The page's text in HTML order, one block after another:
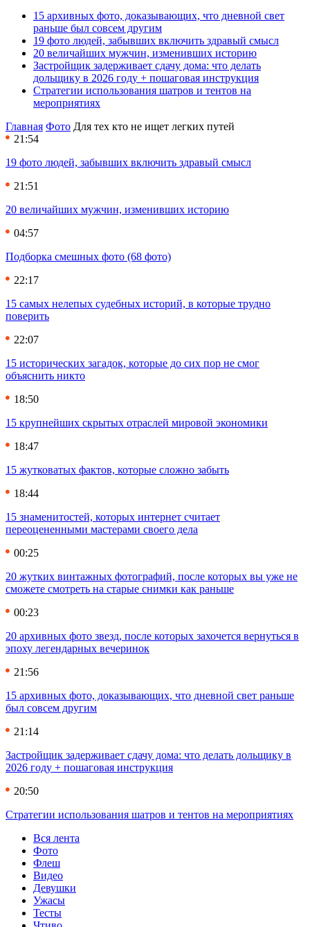
15 архивных фото, доказывающих, что дневной свет
раньше был совсем другим
19 фото людей, забывших включить здравый смысл
20 величайших мужчин, изменивших историю
Застройщик задерживает сдачу дома: что делать
дольщику в 2026 году + пошаговая инструкция
Стратегии использования шатров и тентов на
мероприятиях
Главная Фото Для тех кто не ищет легких путей
21:54
19 фото людей, забывших включить здравый смысл
21:51
20 величайших мужчин, изменивших историю
04:57
Подборка смешных фото (68 фото)
22:17
15 самых нелепых судебных историй, в которые трудно
поверить
22:07
15 исторических загадок, которые до сих пор не смог
объяснить никто
18:50
15 крупнейших скрытых отраслей мировой экономики
18:47
15 жутковатых фактов, которые сложно забыть
18:44
15 знаменитостей, которых интернет считает
переоцененными мастерами своего дела
00:25
20 жутких винтажных фотографий, после которых вы уже не
сможете смотреть на старые снимки как раньше
00:23
20 архивных фото звезд, после которых захочется вернуться в
эпоху легендарных вечеринок
21:56
15 архивных фото, доказывающих, что дневной свет раньше
был совсем другим
21:14
Застройщик задерживает сдачу дома: что делать дольщику в
2026 году + пошаговая инструкция
20:50
Стратегии использования шатров и тентов на мероприятиях
Вся лента
Фото
Флеш
Видео
Девушки
Ужасы
Тесты